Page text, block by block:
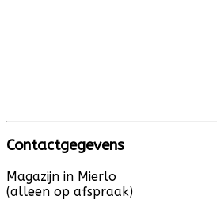
Contactgegevens
Magazijn in Mierlo
(alleen op afspraak)